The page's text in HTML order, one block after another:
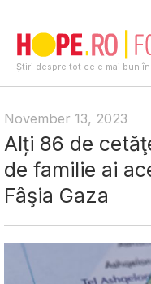
content
Știri despre tot ce e mai bun
November 13, 2023
Alți 86 de
de familie ai
Fâşia Gaza